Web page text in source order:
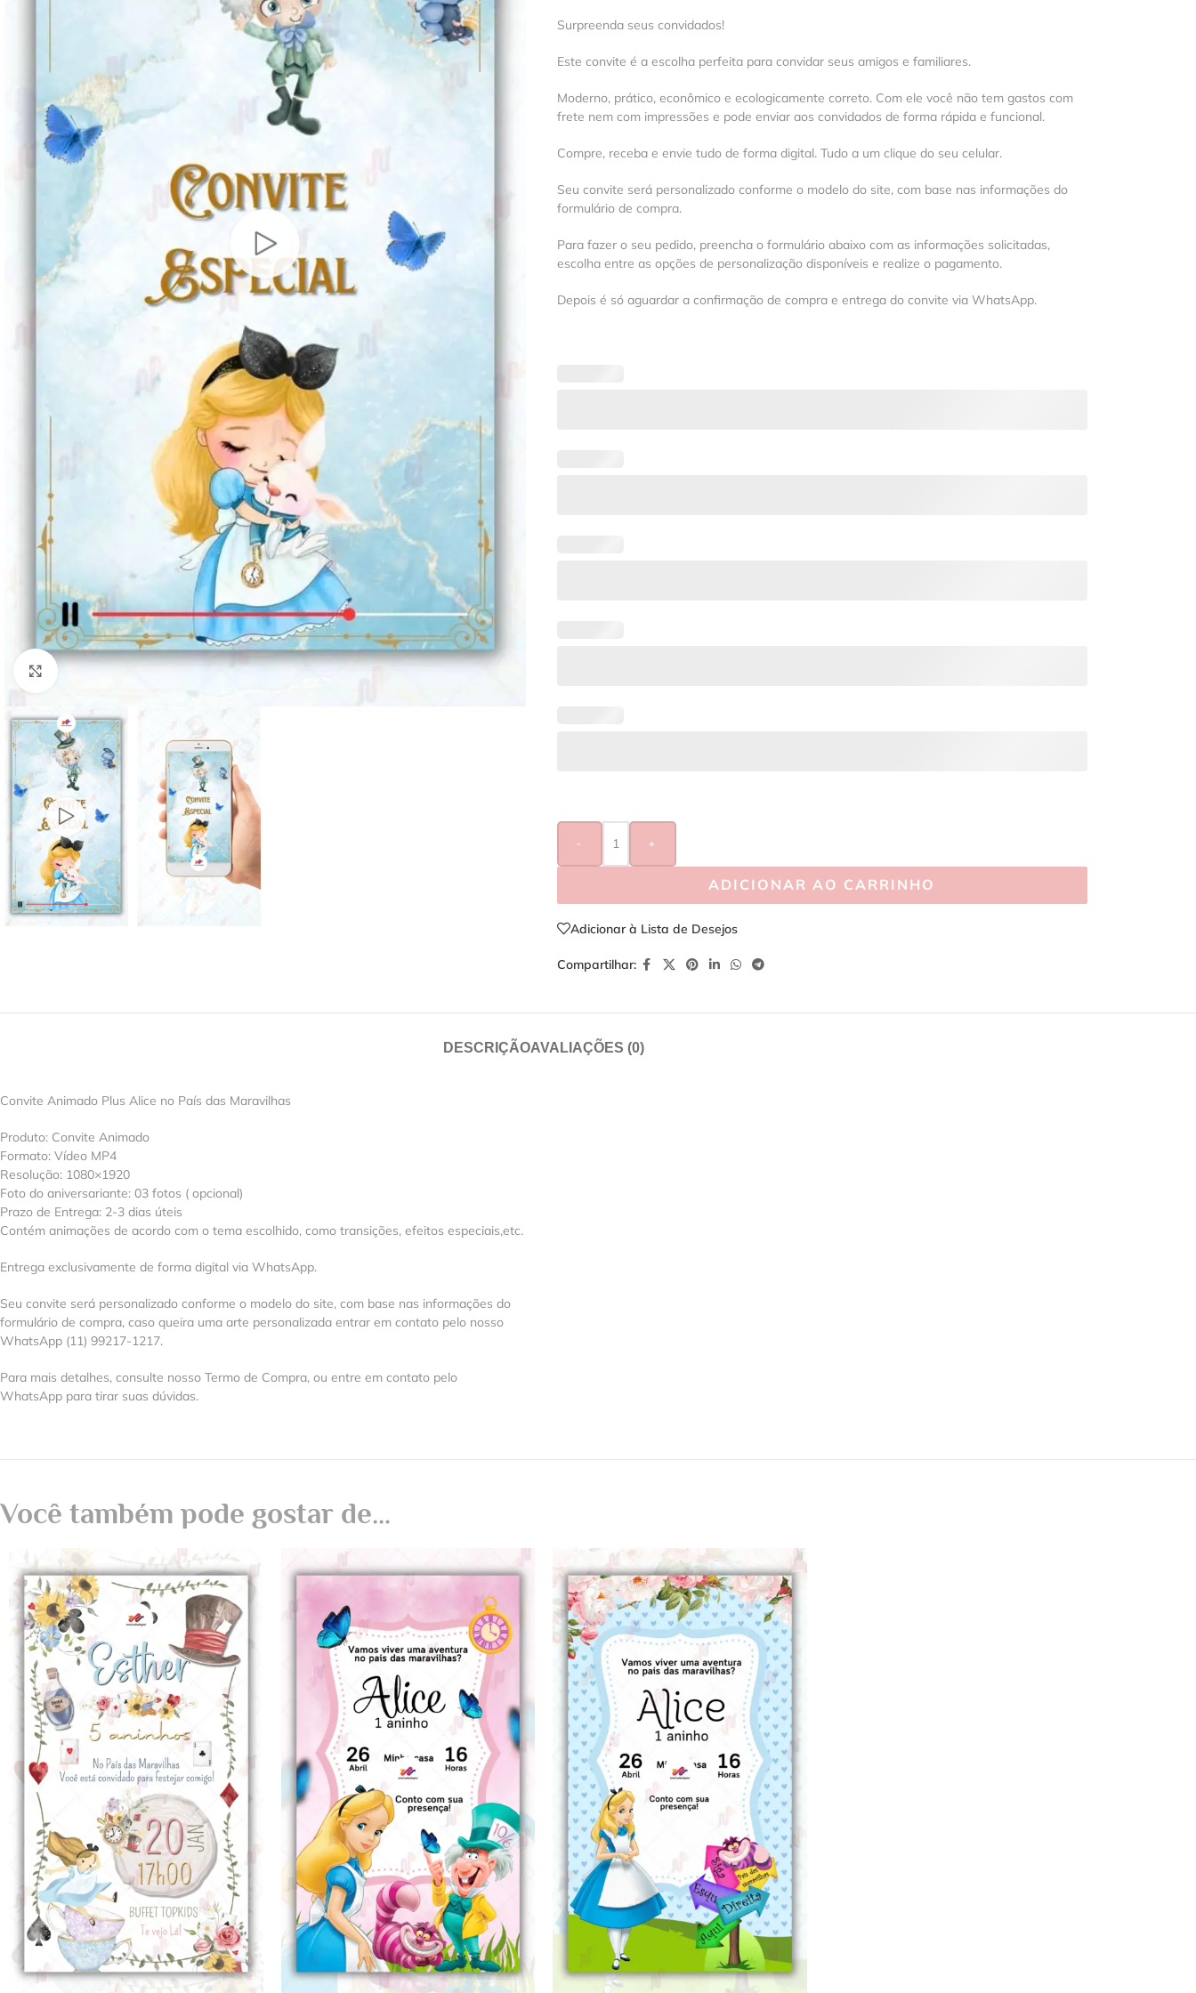
Surpreenda seus convidados!
Este convite é a escolha perfeita para convidar seus amigos e familiares.
Moderno, prático, econômico e ecologicamente correto. Com ele você não tem gastos com
frete nem com impressões e pode enviar aos convidados de forma rápida e funcional.
Compre, receba e envie tudo de forma digital. Tudo a um clique do seu celular.
Seu convite será personalizado conforme o modelo do site, com base nas informações do
formulário de compra.
Para fazer o seu pedido, preencha o formulário abaixo com as informações solicitadas,
escolha entre as opções de personalização disponíveis e realize o pagamento.
Depois é só aguardar a confirmação de compra e entrega do convite via WhatsApp.
- +
ADICIONAR AO CARRINHO
Adicionar à Lista de Desejos
Compartilhar:
DESCRIÇÃOAVALIAÇÕES (0)
Convite Animado Plus Alice no País das Maravilhas
Produto: Convite Animado
Formato: Vídeo MP4
Resolução: 1080×1920
Foto do aniversariante: 03 fotos ( opcional)
Prazo de Entrega: 2-3 dias úteis
Contém animações de acordo com o tema escolhido, como transições, efeitos especiais,etc.
Entrega exclusivamente de forma digital via WhatsApp.
Seu convite será personalizado conforme o modelo do site, com base nas informações do
formulário de compra, caso queira uma arte personalizada entrar em contato pelo nosso
WhatsApp (11) 99217-1217.
Para mais detalhes, consulte nosso Termo de Compra, ou entre em contato pelo
WhatsApp para tirar suas dúvidas.
Você também pode gostar de…